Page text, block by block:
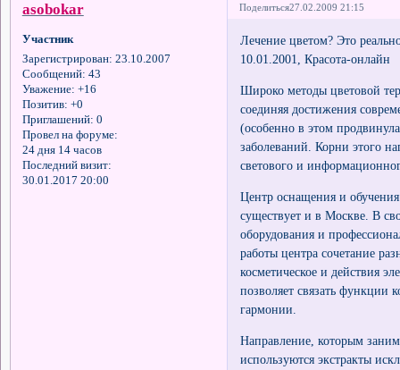
Поделиться27.02.2009 21:15
asobokar
Участник
Зарегистрирован: 23.10.2007
Сообщений: 43
Уважение: +16
Позитив: +0
Приглашений: 0
Провел на форуме:
24 дня 14 часов
Последний визит:
30.01.2017 20:00
Лечение цветом? Это
10.01.2001, Красота-онлайн
Широко методы цветовой
соединяя достижения
(особенно в этом
заболеваний. Корни этого
светового и
Центр оснащения и
существует и в Москве. В
оборудования и
работы центра сочетание
косметическое и действия
позволяет связать функции
гармонии.
Направление, которым
используются экстракты